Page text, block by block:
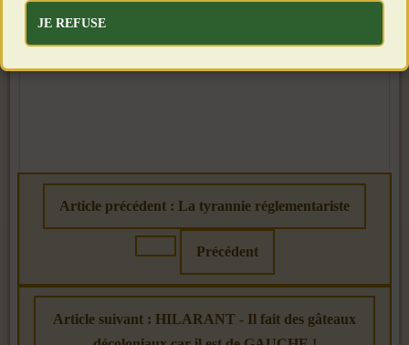
Article précédent : La tyrannie réglementariste
Précédent
Article suivant : HILARANT - Il fait des gâteaux
JE REFUSE